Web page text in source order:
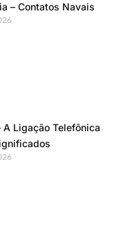
– Contatos Navais
A Ligação Telefônica